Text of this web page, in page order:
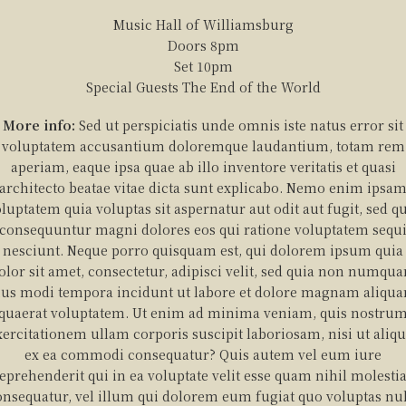
Music Hall of Williamsburg
Doors 8pm
Set 10pm
Special Guests The End of the World
More info: Sed ut perspiciatis unde omnis iste natus error sit
voluptatem accusantium doloremque laudantium, totam rem
aperiam, eaque ipsa quae ab illo inventore veritatis et quasi
architecto beatae vitae dicta sunt explicabo. Nemo enim ipsam
quia voluptas sit aspernatur aut odit aut fugit, sed
consequuntur magni dolores eos qui ratione voluptatem sequi
nesciunt. Neque porro quisquam est, qui dolorem ipsum quia
sit amet, consectetur, adipisci velit, sed quia non
modi tempora incidunt ut labore et dolore magnam
voluptatem. Ut enim ad minima veniam, quis nostrum
ullam corporis suscipit laboriosam, nisi ut
ex ea commodi consequatur? Quis autem vel eum iure
qui in ea voluptate velit esse quam nihil
vel illum qui dolorem eum fugiat quo voluptas